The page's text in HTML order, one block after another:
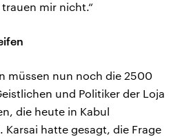
mir nicht.“
müssen nun noch die 2500
und Politiker der Loja
die heute in Kabul
hatte gesagt, die Frage